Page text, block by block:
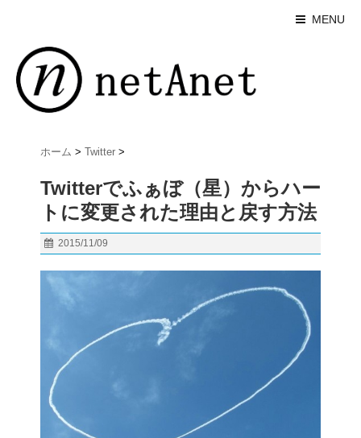
MENU
ホーム > Twitter >
Twitterでふぁぼ（星）からハー
トに変更された理由と戻す方法
2015/11/09